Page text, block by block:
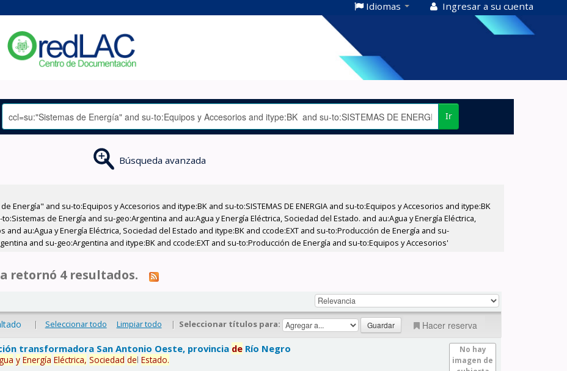
Idiomas Ingresar a su cuenta
Ir
Búsqueda avanzada
Energía" and su-to:Equipos y Accesorios and itype:BK and su-to:SISTEMAS DE ENERGIA and su-to:Equipos y Accesorios and itype:BK
de Energía and su-geo:Argentina and au:Agua y Energía Eléctrica, Sociedad del Estado. and au:Agua y Energía Eléctrica,
au:Agua y Energía Eléctrica, Sociedad del Estado and itype:BK and ccode:EXT and su-to:Producción de Energía and su-
and su-geo:Argentina and itype:BK and ccode:EXT and su-to:Producción de Energía and su-to:Equipos y Accesorios'
retornó 4 resultados.
| Seleccionar todo Limpiar todo | Seleccionar títulos para: Hacer reserva
No hay
imagen de
transformadora San Antonio Oeste, provincia de Río Negro
y Energía Eléctrica, Sociedad delEstado.